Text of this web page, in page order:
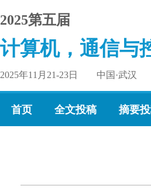
2025第五届
计算机，通信与
2025年11月21-23日 中国·武汉
首页 全文投稿 摘要